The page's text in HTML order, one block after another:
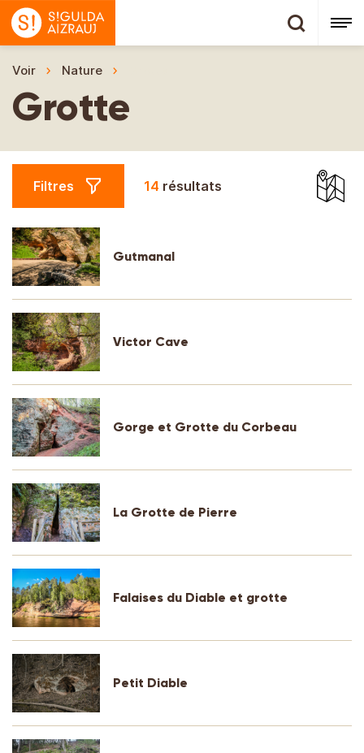
Voir Nature
Grotte
Filtres 14 résultats
Gutmanal
Victor Cave
Gorge et Grotte du Corbeau
La Grotte de Pierre
Falaises du Diable et grotte
Petit Diable